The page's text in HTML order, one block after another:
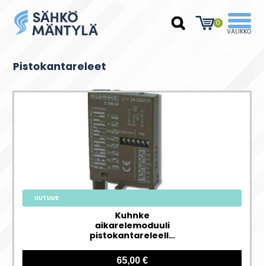
0
Pistokantareleet
UUTUUS
Kuhnke
aikarelemoduuli
pistokantareleelle
AC/DC
65,00 €